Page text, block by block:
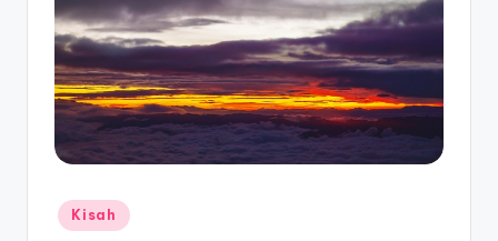
Posted
in
Kisah